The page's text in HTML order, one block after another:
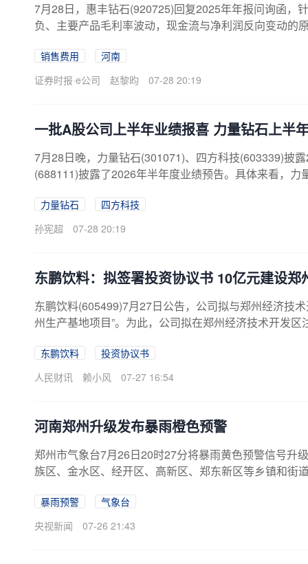
7月28日，惠丰钻石(920725)回复2025年年报问询函，
负、主要产品毛利率波动，现金流与净利润反向变动的
元、393.93万元和-1874.9万元，经营活动现金流量净
1.01万元。分产品来看，该公司主要产品金刚石微粉收
销售费用
河南
证券时报·e公司
赵黎昀 07-28 20:19
一批A股公司上半年业绩报喜 力量钻石上半
7月28日晚，力量钻石(301071)、四方科技(603339)披
(688111)披露了2026年半年度业绩预告。具体来看，
前已形成金刚石单晶、金刚石微粉、培育钻石、金刚石
快速响应市场需求。据了解，报告期内力量钻石业绩同
力量钻石
四方科技
孙宪超
07-28 20:19
东鹏饮料：拟签署投资协议书 10亿元建设郑
东鹏饮料(605499)7月27日公告，公司拟与郑州经济技
州生产基地项目”。为此，公司拟在郑州经济技术开发
东鹏饮料
投资协议书
人民财讯
赖小风 07-27 16:54
河南郑州升级发布暴雨橙色预警
郑州市气象台7月26日20时27分将暴雨黄色预警信号升
族区、金水区、经开区、高新区、郑东新区等乡镇和街
暴雨预警
气象台
央视新闻
07-26 21:43